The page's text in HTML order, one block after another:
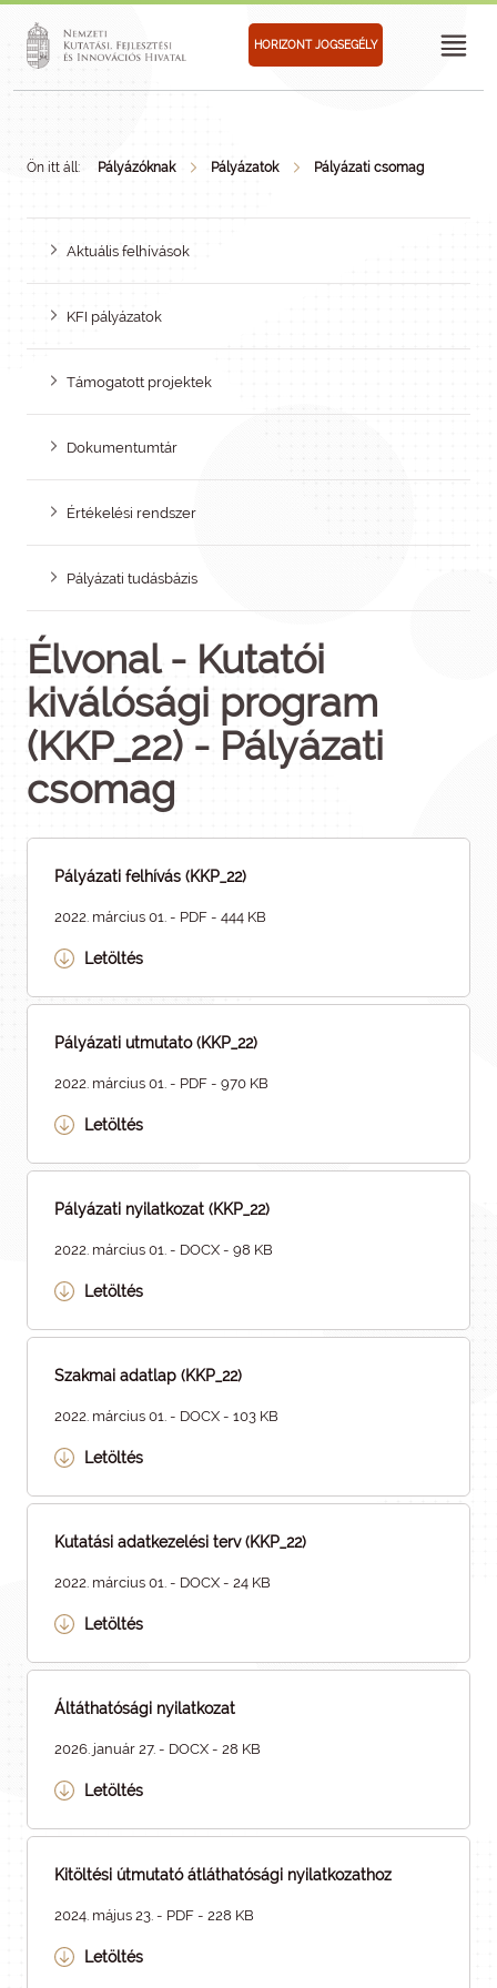
HORIZONT JOGSEGÉLY
Ön itt áll: Pályázóknak Pályázatok Pályázati csomag
Aktuális felhívások
KFI pályázatok
Támogatott projektek
Dokumentumtár
Értékelési rendszer
Pályázati tudásbázis
Élvonal - Kutatói
kiválósági program
(KKP_22) - Pályázati
csomag
Pályázati felhívás (KKP_22)
2022. március 01. - PDF - 444 KB
Letöltés
Pályázati utmutato (KKP_22)
2022. március 01. - PDF - 970 KB
Letöltés
Pályázati nyilatkozat (KKP_22)
2022. március 01. - DOCX - 98 KB
Letöltés
Szakmai adatlap (KKP_22)
2022. március 01. - DOCX - 103 KB
Letöltés
Kutatási adatkezelési terv (KKP_22)
2022. március 01. - DOCX - 24 KB
Letöltés
Áltáthatósági nyilatkozat
2026. január 27. - DOCX - 28 KB
Letöltés
Kitöltési útmutató átláthatósági nyilatkozathoz
2024. május 23. - PDF - 228 KB
Letöltés